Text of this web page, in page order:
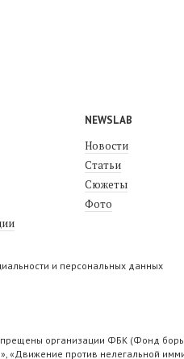
NEWSLAB
Новости
Статьи
Сюжеты
Фото
и персональных данных
организации ФБК (Фонд
«Движение против нелегальной